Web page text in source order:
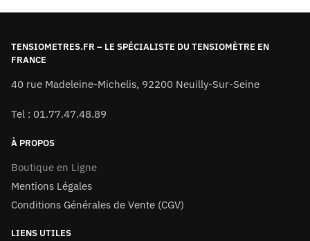
TENSIOMETRES.FR – LE SPÉCIALISTE DU TENSIOMÈTRE EN
FRANCE
40 rue Madeleine-Michelis, 92200 Neuilly-Sur-Seine
Tel : 01.77.47.48.89
À PROPOS
Boutique en Ligne
Mentions Légales
Conditions Générales de Vente (CGV)
LIENS UTILES